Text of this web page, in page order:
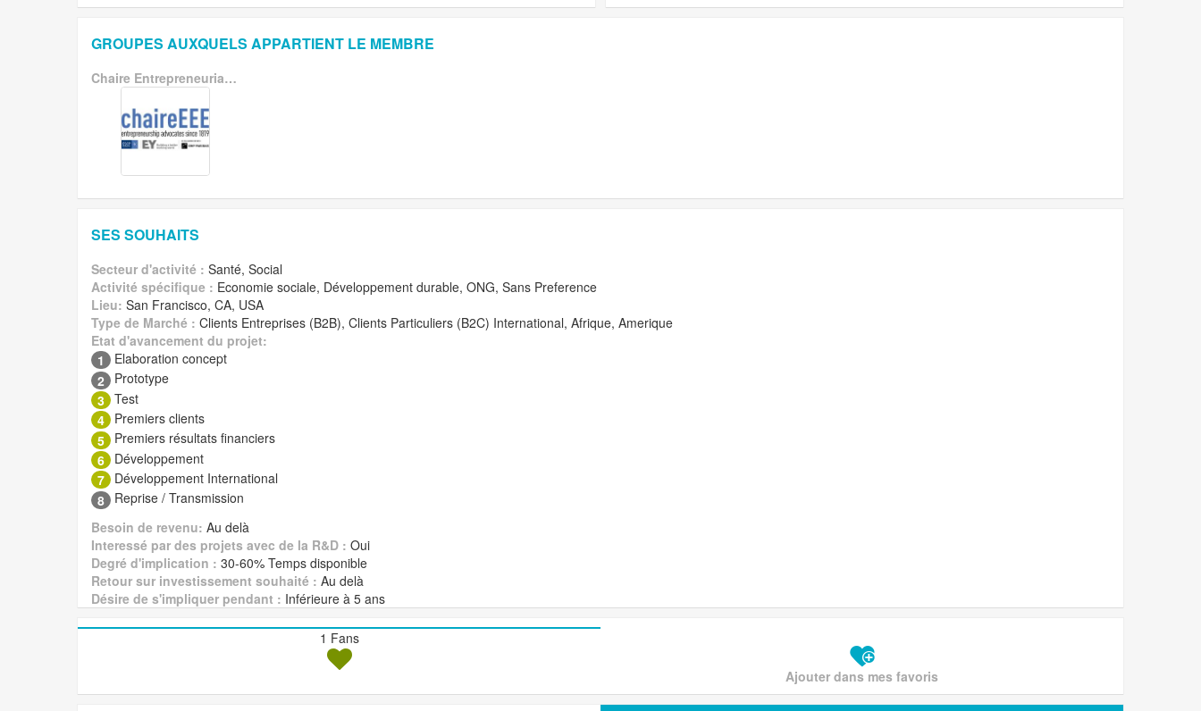
GROUPES AUXQUELS APPARTIENT LE MEMBRE
Chaire Entrepreneuriat ESCP Europe
SES SOUHAITS
Secteur d'activité : Santé, Social
Activité spécifique : Economie sociale, Développement durable, ONG, Sans Preference
Lieu: San Francisco, CA, USA
Type de Marché : Clients Entreprises (B2B), Clients Particuliers (B2C) International, Afrique, Amerique
Etat d'avancement du projet:
1
Elaboration concept
2
Prototype
3 Test
4 Premiers clients
5 Premiers résultats financiers
6 Développement
7 Développement International
8 Reprise / Transmission
Besoin de revenu: Au delà
Interessé par des projets avec de la R&D : Oui
Degré d'implication : 30-60% Temps disponible
Retour sur investissement souhaité : Au delà
Désire de s'impliquer pendant : Inférieure à 5 ans
1 Fans
Ajouter dans mes favoris